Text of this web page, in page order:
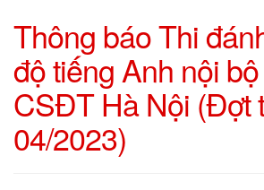
Thông báo Thi
độ tiếng Anh nội
CSĐT Hà Nội (Đợt
04/2023)